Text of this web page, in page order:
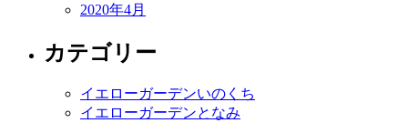
2020年4月
カテゴリー
イエローガーデンいのくち
イエローガーデンとなみ